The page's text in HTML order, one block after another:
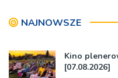
NAJNOWSZE
Kino
[07.08.2026]